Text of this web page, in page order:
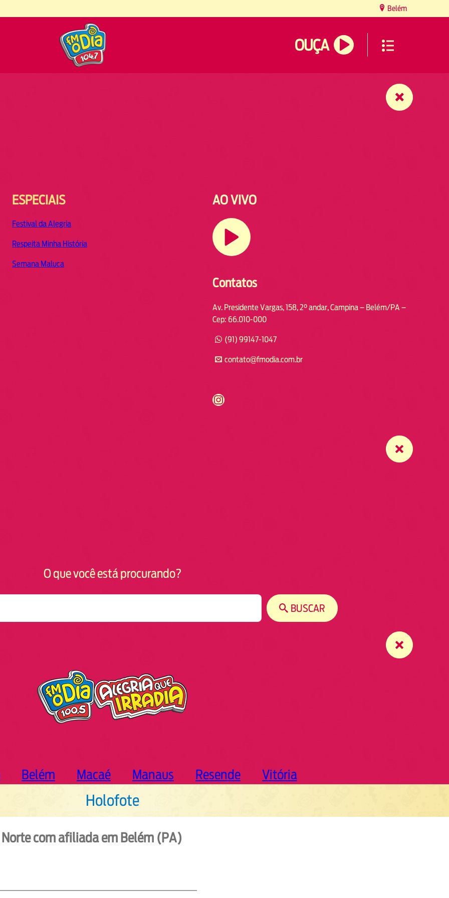
Belém
OUÇA
ESPECIAIS
Festival da Alegria
Respeita Minha História
Semana Maluca
AO VIVO
Contatos
Av. Presidente Vargas, 158, 2° andar, Campina – Belém/PA –
Cep: 66.010-000
(91) 99147-1047
contato@fmodia.com.br
https://www.instagram.com/fmodia.cabofrio/
O que você está procurando?
BUSCAR
Belém Macaé Manaus Resende Vitória
Holofote
com afiliada em Belém (PA)